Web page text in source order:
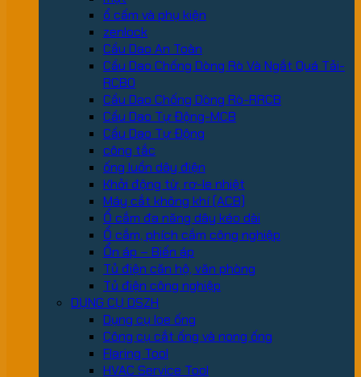
ổ cấm và phụ kiện
zenlock
Cầu Dao An Toàn
Cầu Dao Chống Dòng Rò Và Ngắt Quá Tải-
RCBO
Cầu Dao Chống Dòng Rò-RRCB
Cầu Dao Tự Động-MCB
Cầu Dao Tự Động
công tắc
ống luồn dây điện
Khởi động từ, rơ-le nhiệt
Máy cắt không khí (ACB)
Ổ cắm đa năng dây kéo dài
Ổ cắm, phích cắm công nghiệp
Ổn áp – Biến áp
Tủ điện căn hộ, văn phòng
Tủ điện công nghiệp
DỤNG CỤ DSZH
Dụng cụ loe ống
Công cụ cắt ống và nong ống
Flaring Tool
HVAC Service Tool